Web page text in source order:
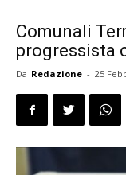
Comunali
progressista
Da Redazione - 25